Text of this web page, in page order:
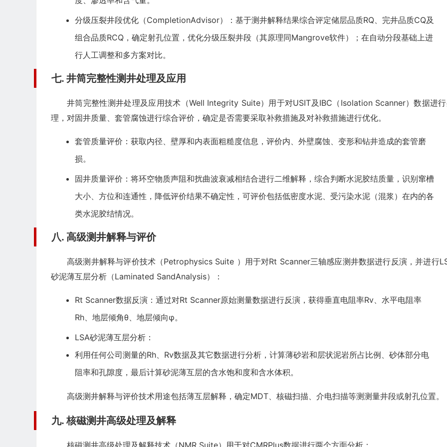
分级压裂井段优化（CompletionAdvisor）：基于测井解释结果综合评定储层品质RQ、完井品质CQ及
组合品质RCQ，确定射孔位置，优化分级压裂井段（其原理同Mangrove软件）；在自动分段基础上进
行人工调整和多方案对比。
七. 井筒完整性测井处理及应用
井筒完整性测井处理及应用技术（Well Integrity Suite）用于对USIT及IBC（Isolation Scanner）数据进
理，对固井质量、套管腐蚀进行综合评价，确定是否需要采取补救措施及对补救措施进行优化。
套管质量评价：获取内径、壁厚和内表面粗糙度信息，评价内、外壁腐蚀、变形和钻井造成的套管磨
损。
固井质量评价：将环空物质声阻和扰曲波衰减相结合进行二维解释，综合判断水泥胶结质量，识别窜槽
大小、方位和连通性，降低评价结果不确定性，可评价包括低密度水泥、受污染水泥（混浆）在内的各
类水泥胶结情况。
八. 高级测井解释与评价
高级测井解释与评价技术（Petrophysics Suite ）用于对Rt Scanner三轴感应测井数据进行反演，并进行
砂泥薄互层分析（Laminated SandAnalysis）：
Rt Scanner数据反演：通过对Rt Scanner原始测量数据进行反演，获得垂直电阻率Rv、水平电阻率
Rh、地层倾角θ、地层倾向φ。
LSA砂泥薄互层分析：
利用任何公司测量的Rh、Rv数据及其它数据进行分析，计算薄砂岩和层状泥岩所占比例、砂体部分电
阻率和孔隙度，最后计算砂泥薄互层的含水饱和度和含水体积。
高级测井解释与评价技术用途包括薄互层解释，确定MDT、核磁扫描、介电扫描等测测量井段或射孔位置。
九. 核磁测井高级处理及解释